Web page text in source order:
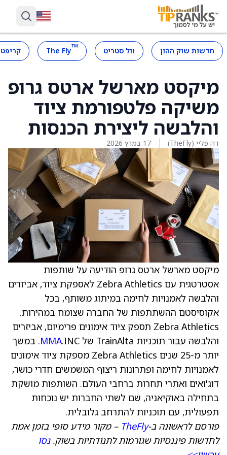
חדשות שוק ההון וול סטריט ™
The Fly
מיקסט מארשל ארטס גרופ
משיקה פלטפורמת ציוד
והלבשה ליצירת הכנסות
דה פליי (TheFly) 17 במרץ 2026
מיקסט מארשל ארטס גרופ הודיעה על שותפות
אסטרטגית עם Zebra Athletics לאספקת ציוד, אביזרים
והלבשה לאמנויות לחימה במיתוג משותף, בכל
אקוסיסטם ההשתתפות של החברה שצומח במהירות.
Zebra Athletics תספק ציוד אימונים פרימיום, אביזרים
והלבשה עבור תוכניות TrainAlta של
MMA.INC. במשך
יותר מ-25 שנים Zebra Athletics מספקת ציוד אימונים
לאמנויות לחימה ופתרונות ריצוף המשמשים חדרי כושר,
דוג'ואים ואתרי תחרות ברחבי העולם. השותפות מושקת
בתחילה באוקיאניה, שם לשתי החברות יש נוכחות
תפעולית, עם תוכניות להתרחב גלובלית.
פורסם לראשונה ב-TheFly – מקור מידע סופי בזמן אמת
לחדשות פיננסיות שגורמות לתנודתיות בשוק.נסו